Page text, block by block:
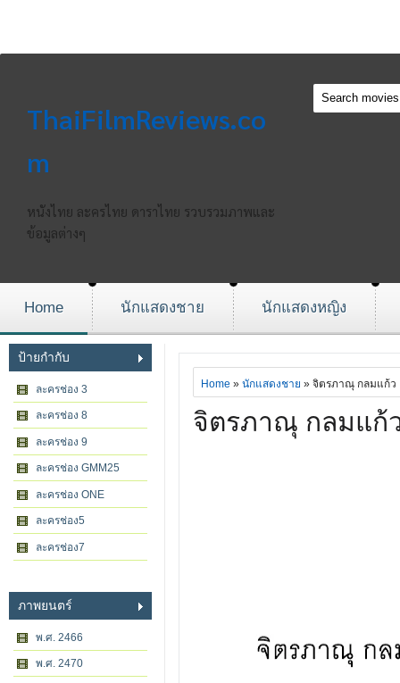
ThaiFilmReviews.co
m
หนังไทย ละครไทย ดาราไทย รวบรวมภาพและ
ข้อมูลต่างๆ
Home นักแสดงชาย นักแสดงหญิง
ป้ายกำกับ
ละครช่อง 3
ละครช่อง 8
ละครช่อง 9
ละครช่อง GMM25
ละครช่อง ONE
ละครช่อง5
ละครช่อง7
ภาพยนตร์
พ.ศ. 2466
พ.ศ. 2470
Home » นักแสดงชาย » จิตรภาณุ กลมแก้ว
จิตรภาณุ กลมแก้